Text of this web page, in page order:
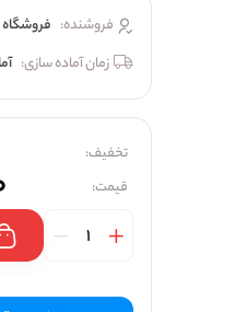
فروشنده: فروشگاه
زمان آماده سازی:
تخفیف:
قیمت: